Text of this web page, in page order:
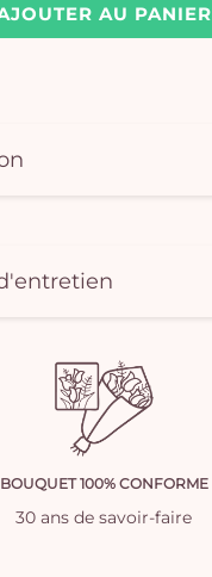
AU PANIER
BOUQUET 100% CONFORME
30 ans de savoir-faire